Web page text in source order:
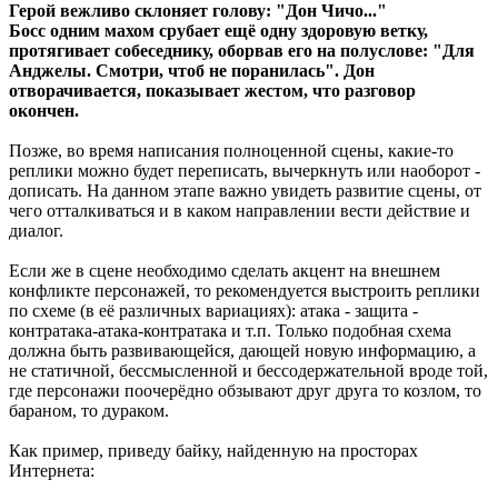
Герой вежливо склоняет голову: "Дон Чичо..."
Босс одним махом срубает ещё одну здоровую ветку,
протягивает собеседнику, оборвав его на полуслове: "Для
Анджелы. Смотри, чтоб не поранилась". Дон
отворачивается, показывает жестом, что разговор
окончен.
Позже, во время написания полноценной сцены, какие-то
реплики можно будет переписать, вычеркнуть или наоборот -
дописать. На данном этапе важно увидеть развитие сцены, от
чего отталкиваться и в каком направлении вести действие и
диалог.
Если же в сцене необходимо сделать акцент на внешнем
конфликте персонажей, то рекомендуется выстроить реплики
по схеме (в её различных вариациях): атака - защита -
контратака-атака-контратака и т.п. Только подобная схема
должна быть развивающейся, дающей новую информацию, а
не статичной, бессмысленной и бессодержательной вроде той,
где персонажи поочерёдно обзывают друг друга то козлом, то
бараном, то дураком.
Как пример, приведу байку, найденную на просторах
Интернета: